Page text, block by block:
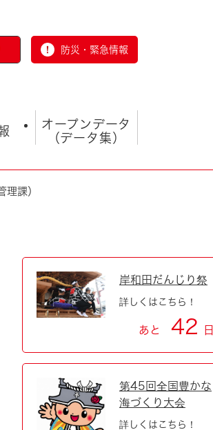
防災・緊急情報
オープンデータ
（データ集）
理課）
岸和田だんじり祭
詳しくはこちら！
あと 42 日
第45回全国豊かな
海づくり大会
詳しくはこちら！